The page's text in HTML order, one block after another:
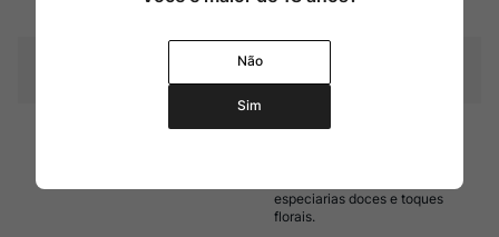
Médio corpo, com taninos
especiarias doces e toques
florais.
Não
Sim